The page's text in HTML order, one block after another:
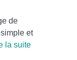
de
et
la suite